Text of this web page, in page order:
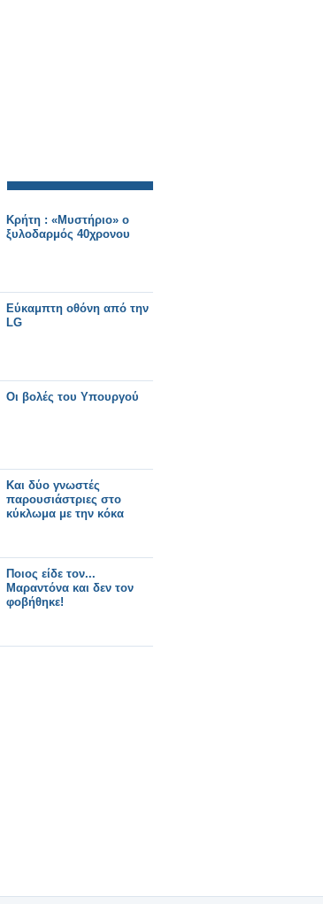
Κρήτη : «Μυστήριο» ο
ξυλοδαρμός 40χρονου
Εύκαμπτη οθόνη από την
LG
Οι βολές του Υπουργού
Και δύο γνωστές
παρουσιάστριες στο
κύκλωμα με την κόκα
Ποιος είδε τον...
Μαραντόνα και δεν τον
φοβήθηκε!